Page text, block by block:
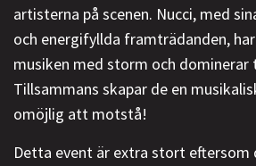
artisterna på scenen. Nucci, med
och energifyllda framträdanden,
musiken med storm och dominerar
Tillsammans skapar de en
omöjlig att motstå!
Detta event är extra stort eftersom